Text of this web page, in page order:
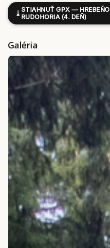
⤓ STIAHNUŤ GPX —
RUDOHORIA (4. DEŇ)
Galéria